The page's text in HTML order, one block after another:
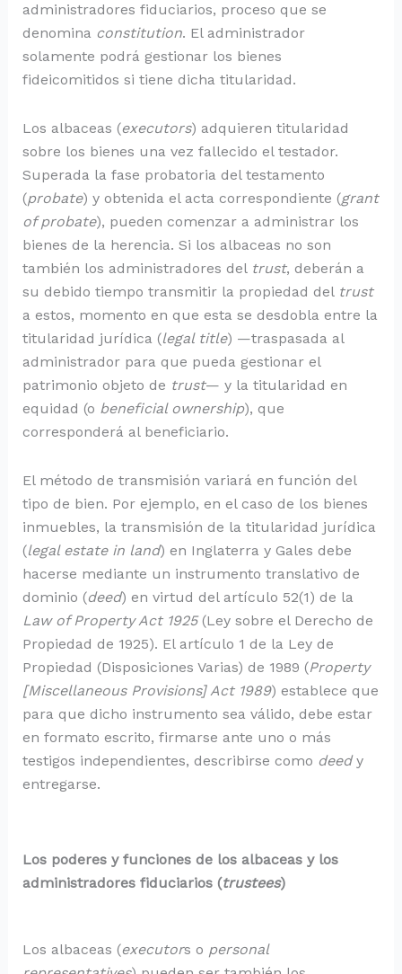
administradores fiduciarios, proceso que se
denomina constitution. El administrador
solamente podrá gestionar los bienes
fideicomitidos si tiene dicha titularidad.
Los albaceas (executors) adquieren titularidad
sobre los bienes una vez fallecido el testador.
Superada la fase probatoria del testamento
(probate) y obtenida el acta correspondiente (grant
of probate), pueden comenzar a administrar los
bienes de la herencia. Si los albaceas no son
también los administradores del trust, deberán a
su debido tiempo transmitir la propiedad del trust
a estos, momento en que esta se desdobla entre la
titularidad jurídica (legal title) —traspasada al
administrador para que pueda gestionar el
patrimonio objeto de trust— y la titularidad en
equidad (o beneficial ownership), que
corresponderá al beneficiario.
El método de transmisión variará en función del
tipo de bien. Por ejemplo, en el caso de los bienes
inmuebles, la transmisión de la titularidad jurídica
(legal estate in land) en Inglaterra y Gales debe
hacerse mediante un instrumento translativo de
dominio (deed) en virtud del artículo 52(1) de la
Law of Property Act 1925(Ley sobre el Derecho de
Propiedad de 1925). El artículo 1 de la Ley de
Propiedad (Disposiciones Varias) de 1989 (Property
[Miscellaneous Provisions] Act 1989) establece que
para que dicho instrumento sea válido, debe estar
en formato escrito, firmarse ante uno o más
testigos independientes, describirse como deedy
entregarse.
Los poderes y funciones de los albaceas y los
administradores fiduciarios (trustees)
Los albaceas (executors o personal